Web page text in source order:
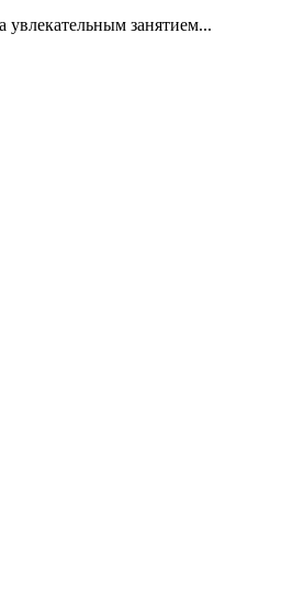
увлекательным занятием...